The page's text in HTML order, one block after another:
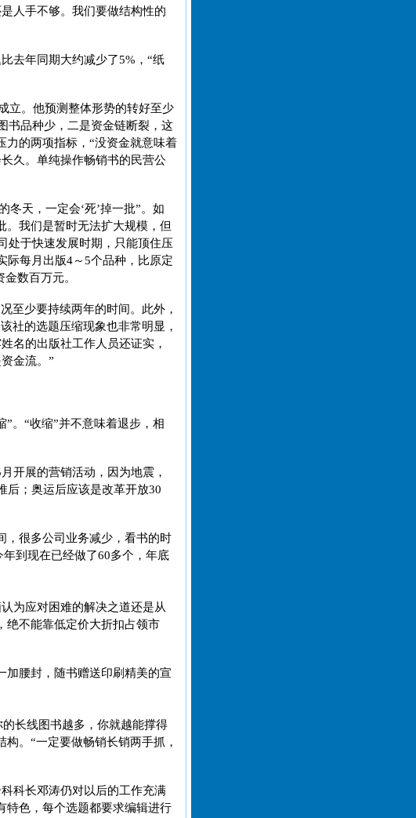
人手不够。我们要做结构性的
去年同期大约减少了5%，“纸
立。他预测整体形势的转好至少
书品种少，二是资金链断裂，这
力的两项指标，“没资金就意味着
久。单纯操作畅销书的民营公
冬天，一定会‘死’掉一批”。如
。我们是暂时无法扩大规模，但
处于快速发展时期，只能顶住压
际每月出版4～5个品种，比原定
数百万元。
至少要持续两年的时间。此外，
社的选题压缩现象也非常明显，
名的出版社工作人员还证实，
金流。”
。“收缩”并不意味着退步，相
开展的营销活动，因为地震，
后；奥运后应该是改革开放30
，很多公司业务减少，看书的时
到现在已经做了60多个，年底
为应对困难的解决之道还是从
绝不能靠低定价大折扣占领市
加腰封，随书赠送印刷精美的宣
长线图书越多，你就越能撑得
。“一定要做畅销长销两手抓，
科长邓涛仍对以后的工作充满
特色，每个选题都要求编辑进行